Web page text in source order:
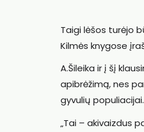
Taigi lėšos turėjo
Kilmės knygose
A.Šileika ir į šį
apibrėžimą, nes
gyvulių
„Tai – akivaizdus